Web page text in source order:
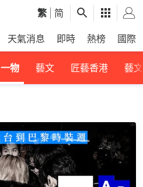
繁 简
天氣消息 即時 熱榜 國際
一物 藝文 匠藝香港 藝